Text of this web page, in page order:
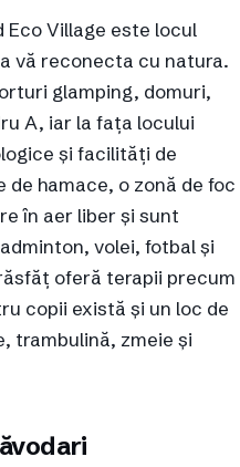
Eco Village este locul
vă reconecta cu natura.
glamping, domuri,
A, iar la fața locului
și facilități de
de hamace, o zonă de foc
în aer liber și sunt
volei, fotbal și
oferă terapii precum
copii există și un loc de
trambulină, zmeie și